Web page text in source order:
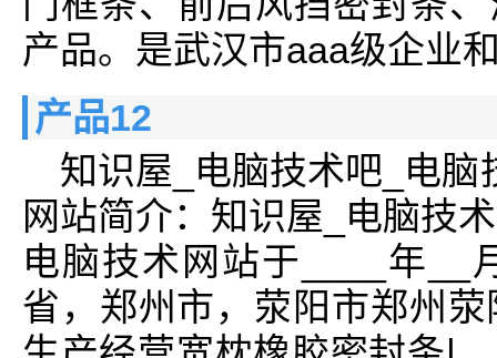
产品。是武汉市aaa级企业
产品12
知识屋_电脑技术吧_电
网站简介：知识屋_电脑技
电脑技术网站于____年__
省，郑州市，荥阳市郑州